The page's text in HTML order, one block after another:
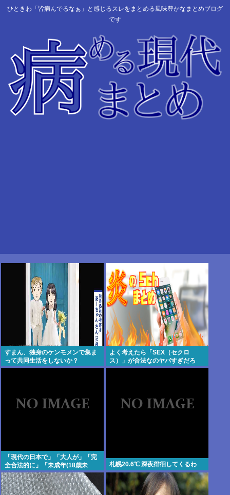
ひときわ「皆病んでるなぁ」と感じるスレをまとめる風味豊かなまとめブログ
です
すまん、独身のケンモメンで集ま
って共同生活をしないか？
よく考えたら「SEX（セクロ
ス）」が合法なのヤバすぎだろ
「現代の日本で」「大人が」「完
全合法的に」「未成年(18歳未
満)」と性行為をする方法ってある
の？
札幌20.6℃ 深夜徘徊してくるわ